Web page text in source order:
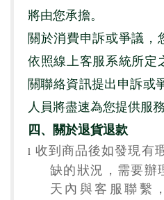
將由您承擔。
關於消費申訴或爭議，
依照線上客服系統所定
關聯絡資訊提出申訴或
人員將盡速為您提供服務
四、關於退貨退款
l 收到商品後如發現有
缺的狀況，需要辦
天內與客服聯繫